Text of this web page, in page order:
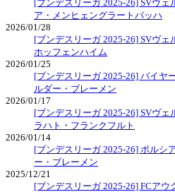
[ブンデスリーガ 2025-26] SVヴェ
ア・メンヒェングラートバッハ
2026/01/28
[ブンデスリーガ 2025-26] SVヴェ
ホッフェンハイム
2026/01/25
[ブンデスリーガ 2025-26] バイヤ
ルダー・ブレーメン
2026/01/17
[ブンデスリーガ 2025-26] SVヴェ
ラハト・フランクフルト
2026/01/14
[ブンデスリーガ 2025-26] ボルシ
ー・ブレーメン
2025/12/21
[ブンデスリーガ 2025-26] FCア